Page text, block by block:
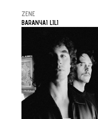
ZENE
BARANYAI LILI